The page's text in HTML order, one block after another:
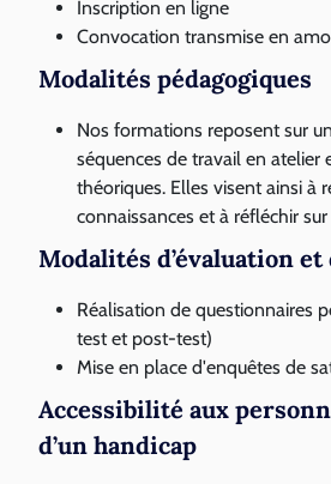
Inscription en ligne
Convocation transmise en
Modalités pédagogiques
Nos formations reposent sur
séquences de travail en atelier
théoriques. Elles visent ainsi à
connaissances et à réfléchir
Modalités d’évaluation
Réalisation de questionnaires
test et post-test)
Mise en place d'enquêtes de
Accessibilité aux
d’un handicap